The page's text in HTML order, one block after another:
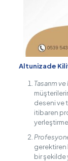
Altunizade Kilit
Tasarım
deseni ve
itibaren
gerektiren
bir şekilde